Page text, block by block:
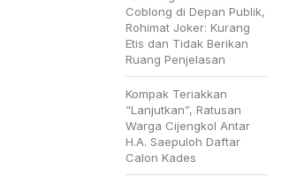
Coblong di Depan Publik,
Rohimat Joker: Kurang
Etis dan Tidak Berikan
Ruang Penjelasan
Kompak Teriakkan
“Lanjutkan”, Ratusan
Warga Cijengkol Antar
H.A. Saepuloh Daftar
Calon Kades